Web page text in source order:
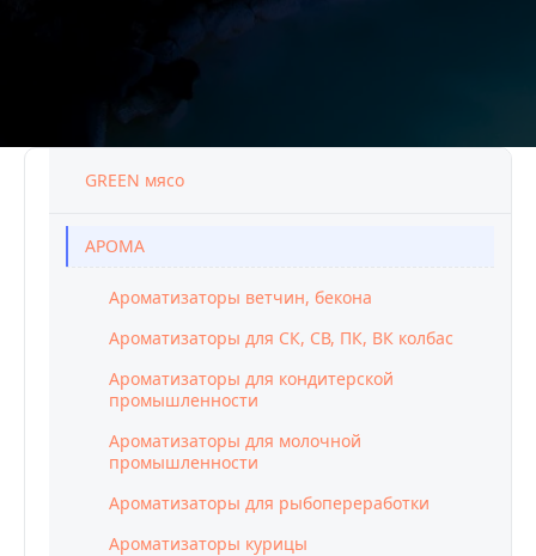
GREEN мясо
АРОМА
Ароматизаторы ветчин, бекона
Ароматизаторы для СК, СВ, ПК, ВК колбас
Ароматизаторы для кондитерской
промышленности
Ароматизаторы для молочной
промышленности
Ароматизаторы для рыбопереработки
Ароматизаторы курицы